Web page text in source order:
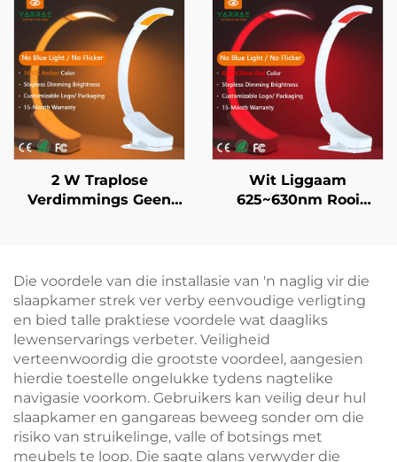
Liggaam Draagbare
Clip-op LED Boeklig
2 W Traplose
Verdimmings Geen
Wit Liggaam
625~630nm Rooi
800mAh Battery 60U
Loop Tyd 1-Uur Vinnige
Laai
Die voordele van die installasie van 'n naglig vir die
slaapkamer strek ver verby eenvoudige verligting
en bied talle praktiese voordele wat daagliks
lewenservarings verbeter. Veiligheid
verteenwoordig die grootste voordeel, aangesien
hierdie toestelle ongelukke tydens nagtelike
navigasie voorkom. Gebruikers kan veilig deur hul
slaapkamer en gangareas beweeg sonder om die
risiko van struikelinge, valle of botsings met
meubels te loop. Die sagte glans verwyder die